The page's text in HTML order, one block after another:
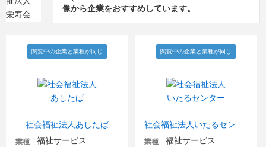
像から企業をおすすめしています。
社会福祉法人あしたば
閲覧中の企業と業種が同じ
業種 福祉サービス
閲覧中の企業と業種が同じ
業種 福祉サービス